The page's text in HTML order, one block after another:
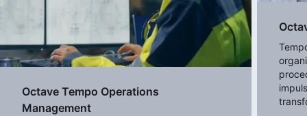
Octave Tempo Operations
Management